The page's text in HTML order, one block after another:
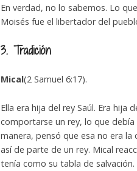
En verdad, no lo sabemos. Lo
Moisés fue el libertador del
3. Tradición
Mical(2 Samuel 6:17).
Ella era hija del rey Saúl. Era hija
comportarse un rey, lo que debía
manera, pensó que esa no era
así de parte de un rey. Mical
tenía como su tabla de